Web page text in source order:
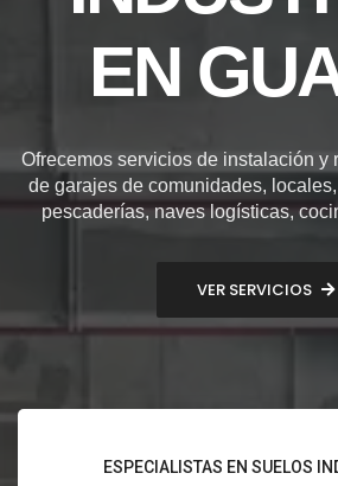
EN
Ofrecemos servicios de instalación y
de garajes de comunidades,
pescaderías, naves logísticas,
VER SERVICIOS
ESPECIALISTAS EN SUELOS